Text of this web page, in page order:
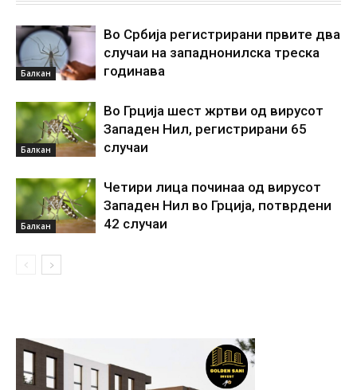
Балкан
Во Србија регистрирани првите два
случаи на западнонилска треска
годинава
Балкан
Во Грција шест жртви од вирусот
Западен Нил, регистрирани 65
случаи
Балкан
Четири лица починаа од вирусот
Западен Нил во Грција, потврдени
42 случаи